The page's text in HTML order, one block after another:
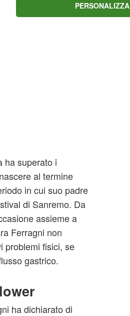
ha superato i
al termine
in cui suo padre
di Sanremo. Da
assieme a
Ferragni non
problemi fisici, se
gastrico.
ha dichiarato di
PERSONALIZZA